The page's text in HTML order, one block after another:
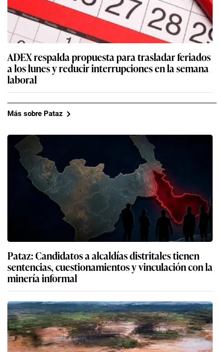
ADEX respalda propuesta para trasladar feriados
a los lunes y reducir interrupciones en la semana
laboral
Más sobre Pataz
Pataz: Candidatos a alcaldías distritales tienen
sentencias, cuestionamientos y vinculación con la
minería informal